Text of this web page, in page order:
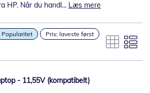
HP. Når du handl... Læs mere
Popularitet
Pris: laveste først
- 11,55V (kompatibelt)